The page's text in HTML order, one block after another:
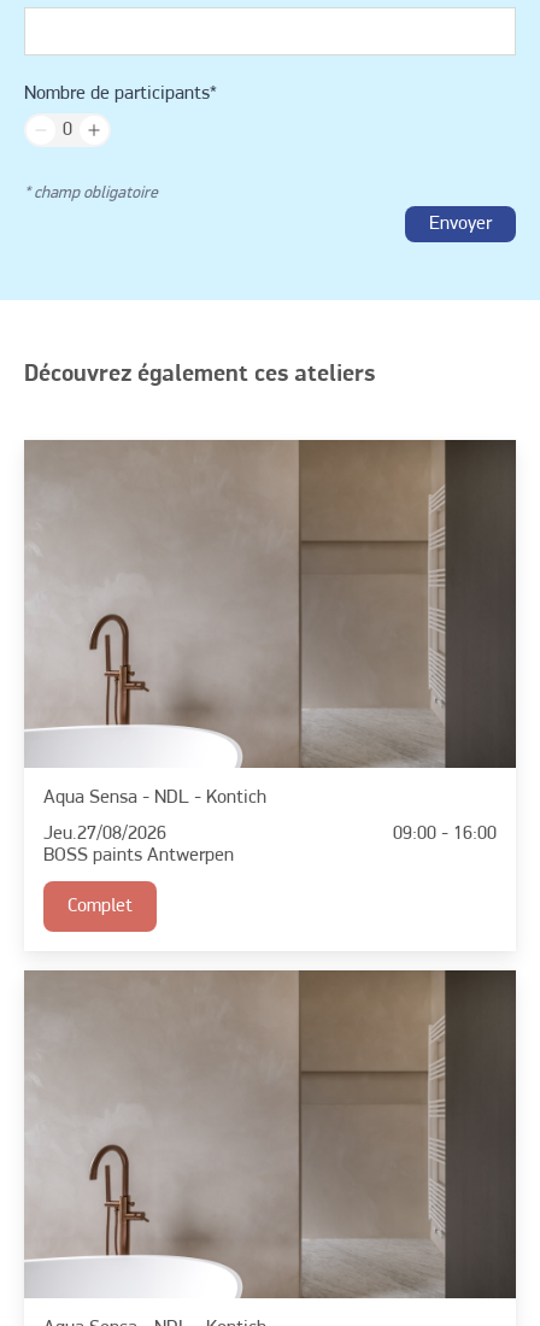
Nombre de participants*
* champ obligatoire
Envoyer
Découvrez également ces ateliers
Aqua Sensa - NDL - Kontich
Jeu.27/08/2026
09:00 - 16:00
BOSS paints Antwerpen
Complet